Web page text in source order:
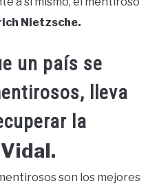
Nietzsche.
un país se
lleva
la
son los mejores